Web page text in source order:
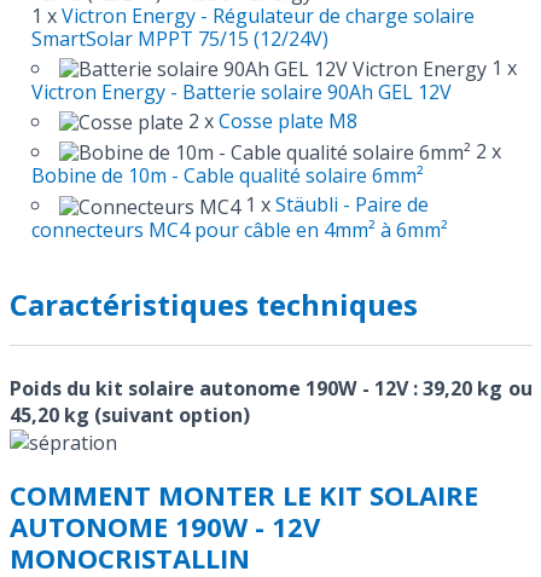
1 xVictron Energy - Régulateur de charge solaire
SmartSolar MPPT 75/15 (12/24V)
1 x
Victron Energy - Batterie solaire 90Ah GEL 12V
2 xCosse plate M8
2 x
Bobine de 10m - Cable qualité solaire 6mm²
1 xStäubli - Paire de
connecteurs MC4 pour câble en 4mm² à 6mm²
Caractéristiques techniques
Poids du kit solaire autonome 190W - 12V : 39,20 kg ou
45,20 kg (suivant option)
COMMENT MONTER LE KIT SOLAIRE
AUTONOME 190W - 12V
MONOCRISTALLIN